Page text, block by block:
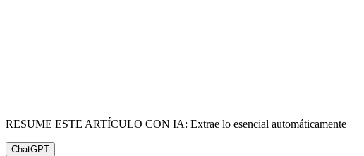
RESUME ESTE ARTÍCULO CON IA: Extrae lo esencial automáticamente
ChatGPT